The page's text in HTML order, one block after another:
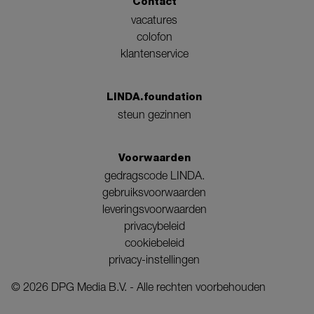
vacatures
colofon
klantenservice
LINDA.foundation
steun gezinnen
Voorwaarden
gedragscode LINDA.
gebruiksvoorwaarden
leveringsvoorwaarden
privacybeleid
cookiebeleid
privacy-instellingen
© 2026 DPG Media B.V. - Alle rechten voorbehouden